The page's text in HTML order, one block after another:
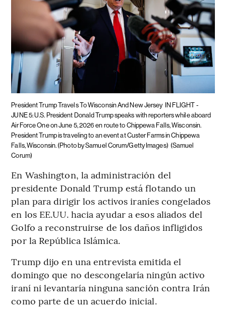
President Trump Travels To Wisconsin And New Jersey IN FLIGHT -
JUNE 5: U.S. President Donald Trump speaks with reporters while aboard
Air Force One on June 5, 2026 en route to Chippewa Falls, Wisconsin.
President Trump is traveling to an event at Custer Farms in Chippewa
Falls, Wisconsin. (Photo by Samuel Corum/Getty Images) (Samuel
Corum)
En Washington, la administración del
presidente Donald Trump está flotando un
plan para dirigir los activos iraníes congelados
en los EE.UU. hacia ayudar a esos aliados del
Golfo a reconstruirse de los daños infligidos
por la República Islámica.
Trump dijo en una entrevista emitida el
domingo que no descongelaría ningún activo
iraní ni levantaría ninguna sanción contra Irán
como parte de un acuerdo inicial.